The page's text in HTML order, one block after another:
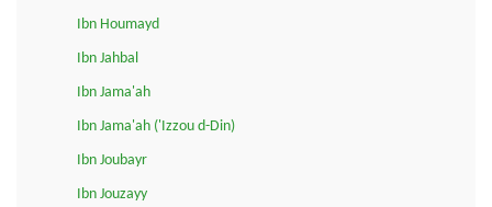
Ibn Houmayd
Ibn Jahbal
Ibn Jama'ah
Ibn Jama'ah ('Izzou d-Din)
Ibn Joubayr
Ibn Jouzayy